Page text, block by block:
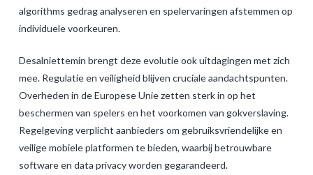
algorithms gedrag analyseren en spelervaringen afstemmen op
individuele voorkeuren.
Desalniettemin brengt deze evolutie ook uitdagingen met zich
mee. Regulatie en veiligheid blijven cruciale aandachtspunten.
Overheden in de Europese Unie zetten sterk in op het
beschermen van spelers en het voorkomen van gokverslaving.
Regelgeving verplicht aanbieders om gebruiksvriendelijke en
veilige mobiele platformen te bieden, waarbij betrouwbare
software en data privacy worden gegarandeerd.